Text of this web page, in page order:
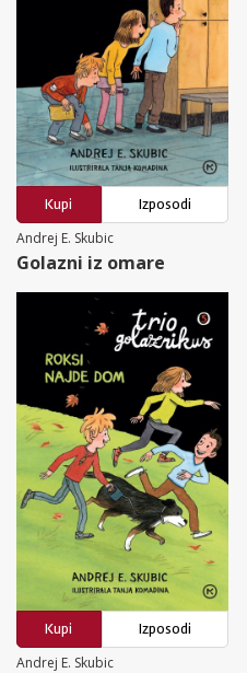
Kupi
Izposodi
Andrej E. Skubic
Golazni iz omare
Kupi
Izposodi
Andrej E. Skubic